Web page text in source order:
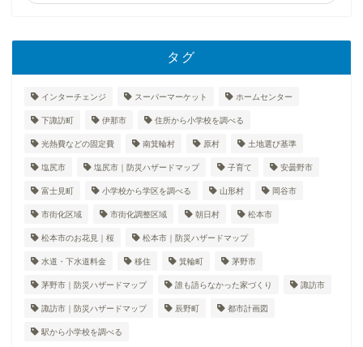
タグ
インターチェンジ スーパーマーケット ホームセンター
下諏訪町 伊那市 住所から小学校を調べる
光熱費などの固定費 南箕輪村 原村 土地選び基準
塩尻市 塩尻市｜防災ハザードマップ 子育て 安曇野市
富士見町 小学校から学区を調べる 山形村 岡谷市
市街化区域 市街化調整区域 朝日村 松本市
松本市のお花見｜桜 松本市｜防災ハザードマップ
水道・下水道料金 移住 箕輪町 茅野市
茅野市｜防災ハザードマップ 誰も語らなかった家づくり 諏訪市
諏訪市｜防災ハザードマップ 辰野町 都市計画図
駅から小学校を調べる